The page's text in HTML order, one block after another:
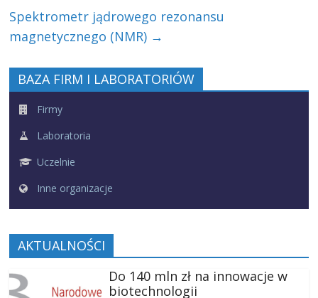
Spektrometr jądrowego rezonansu
magnetycznego (NMR) →
BAZA FIRM I LABORATORIÓW
Firmy
Laboratoria
Uczelnie
Inne organizacje
AKTUALNOŚCI
Do 140 mln zł na innowacje w
biotechnologii